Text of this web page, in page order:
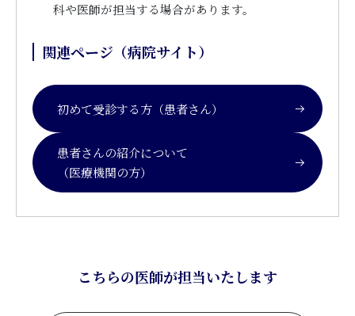
科や医師が担当する場合があります。
関連ページ（病院サイト）
初めて受診する方（患者さん）
患者さんの紹介について
（医療機関の方）
こちらの医師が担当いたします